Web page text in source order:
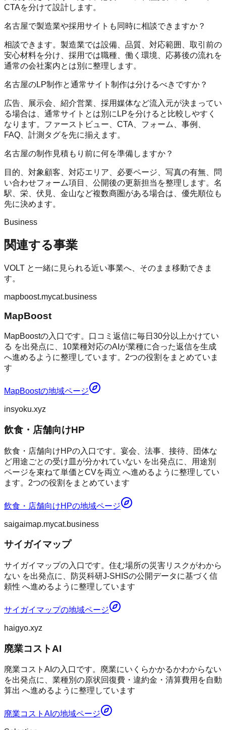
CTAを分けて設計します。
名古屋で製造業や採用サイトも同時に相談できますか？
相談できます。製造業では設備、品質、対応範囲、取引前の
安心材料を分け、採用では職種、働く環境、応募後の流れを
通常の会社案内とは別に整理します。
名古屋のLP制作と通常サイト制作は分けるべきですか？
広告、展示会、紹介営業、採用媒体など流入元が決まってい
る場合は、通常サイトとは別にLPを分けると比較しやすく
なります。ファーストビュー、CTA、フォーム、事例、
FAQ、計測タグを先に揃えます。
名古屋の制作見積もり前に何を準備しますか？
目的、対象顧客、対応エリア、必要ページ、写真の有無、問
い合わせフォーム項目、公開後の更新担当を整理します。名
駅、栄、伏見、金山など複数商圏がある場合は、優先順位も
先に決めます。
Business
関連する事業
VOLT と一緒に見られる近い事業へ、そのまま移動できま
す。
mapboost.mycat.business
MapBoost
MapBoostの入口です。口コミ返信に毎日30分以上かけてい
る を出発点に、10業種対応のAIが業種に合った返信を生成
へ進めるように整理しています。2つの役割をまとめていま
す
MapBoostの地域ページ
insyoku.xyz
飲食・店舗向けHP
飲食・店舗向けHPの入口です。宴会、法事、接待、団体な
ど用途ごとの受け皿が分かれていない を出発点に、用途別
ページを束ねて単価とCVを両立 へ進めるように整理してい
ます。2つの役割をまとめています
飲食・店舗向けHPの地域ページ
saigaimap.mycat.business
サイガイマップ
サイガイマップの入口です。住む場所の災害リスクがわから
ない を出発点に、防災科研J-SHISの公開データに基づく信
頼性 へ進めるように整理しています
サイガイマップの地域ページ
haigyo.xyz
廃業コストAI
廃業コストAIの入口です。廃業にいくらかかるかわからない
を出発点に、業種別の原状回復費・違約金・清算費用を自動
算出 へ進めるように整理しています
廃業コストAI の地域ページ